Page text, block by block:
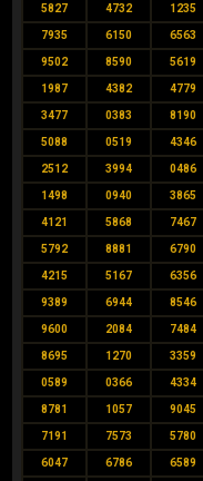
5827 4732 1235
7935 6150 6563
9502 8590 5619
1987 4382 4779
3477 0383 8190
5088 0519 4346
2512 3994 0486
1498 0940 3865
4121 5868 7467
5792 8881 6790
4215 5167 6356
9389 6944 8546
9600 2084 7484
8695 1270 3359
0589 0366 4334
8781 1057 9045
7191 7573 5780
6047 6786 6589